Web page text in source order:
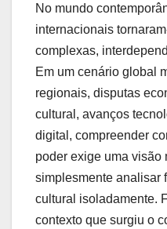
No mundo
internacionais
complexas,
Em um cenário global
regionais, disputas
cultural, avanços
digital, compreender
poder exige uma visão
simplesmente analisar
cultural isoladamente.
contexto que surgiu o